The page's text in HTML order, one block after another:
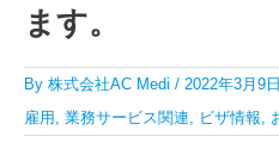
ます。
By 株式会社AC Medi / 2022年3月9日
雇用 業務サービス関連 ビザ情報